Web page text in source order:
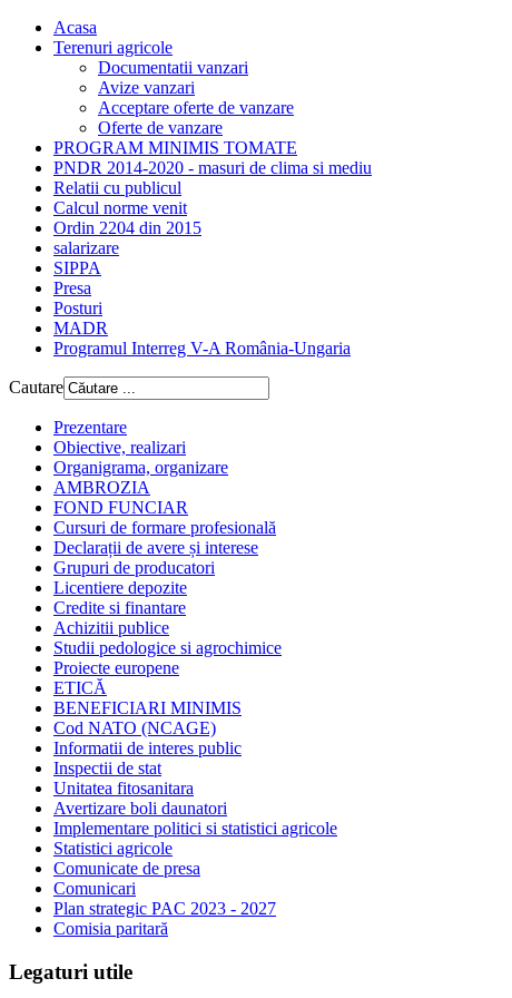
Acasa
Terenuri agricole
Documentatii vanzari
Avize vanzari
Acceptare oferte de vanzare
Oferte de vanzare
PROGRAM MINIMIS TOMATE
PNDR 2014-2020 - masuri de clima si mediu
Relatii cu publicul
Calcul norme venit
Ordin 2204 din 2015
salarizare
SIPPA
Presa
Posturi
MADR
Programul Interreg V-A România-Ungaria
Cautare
Prezentare
Obiective, realizari
Organigrama, organizare
AMBROZIA
FOND FUNCIAR
Cursuri de formare profesională
Declarații de avere și interese
Grupuri de producatori
Licentiere depozite
Credite si finantare
Achizitii publice
Studii pedologice si agrochimice
Proiecte europene
ETICĂ
BENEFICIARI MINIMIS
Cod NATO (NCAGE)
Informatii de interes public
Inspectii de stat
Unitatea fitosanitara
Avertizare boli daunatori
Implementare politici si statistici agricole
Statistici agricole
Comunicate de presa
Comunicari
Plan strategic PAC 2023 - 2027
Comisia paritară
Legaturi utile